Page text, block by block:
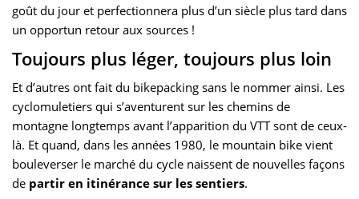
goût du jour et perfectionnera plus d’un siècle plus tard dans
un opportun retour aux sources !
Toujours plus léger, toujours plus loin
Et d’autres ont fait du bikepacking sans le nommer ainsi. Les
cyclomuletiers qui s’aventurent sur les chemins de
montagne longtemps avant l’apparition du VTT sont de ceux-
là. Et quand, dans les années 1980, le mountain bike vient
bouleverser le marché du cycle naissent de nouvelles façons
de partir en itinérance sur les sentiers.